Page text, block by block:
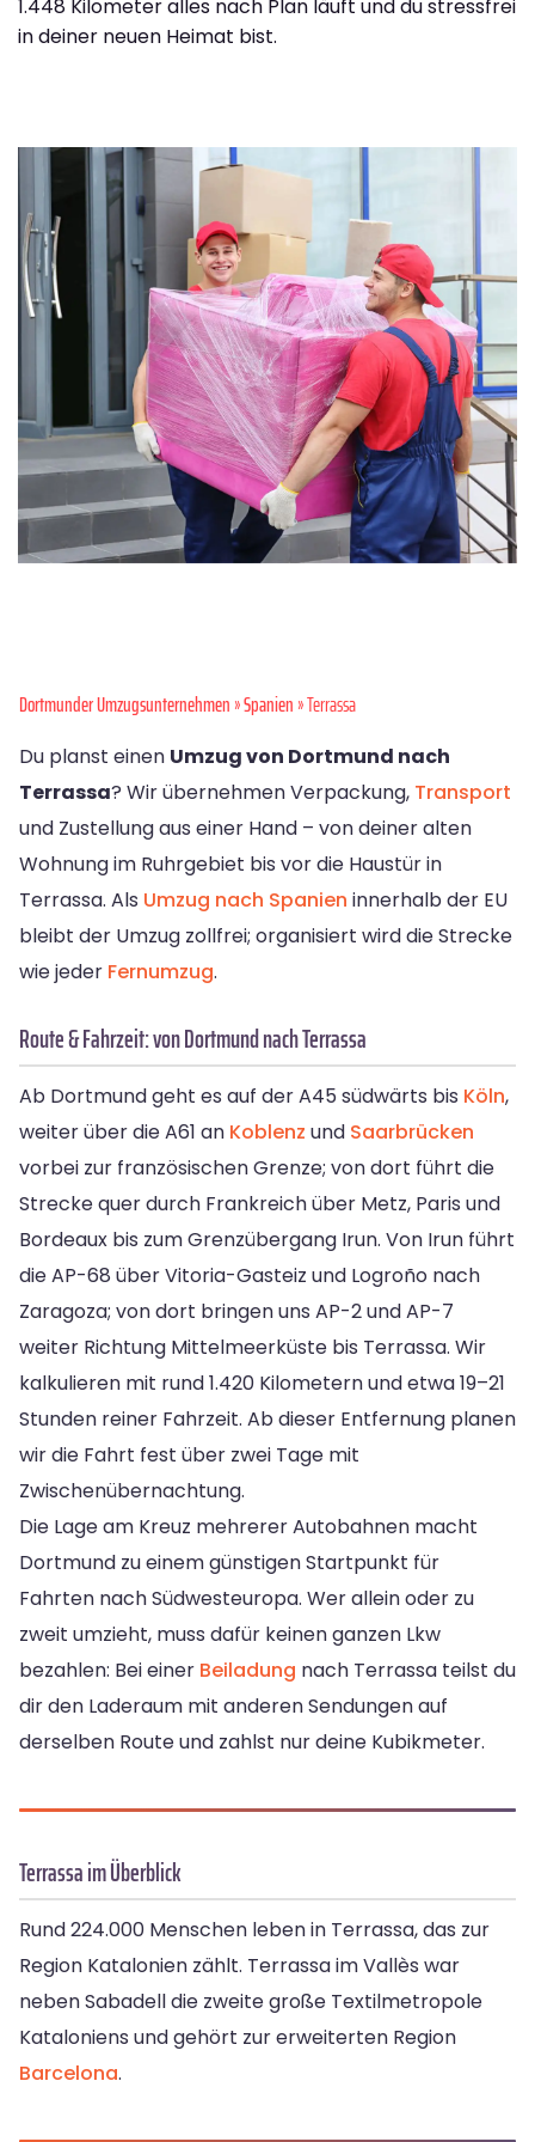
1.448 Kilometer alles nach Plan läuft und du stressfrei
in deiner neuen Heimat bist.
Dortmunder Umzugsunternehmen»Spanien» Terrassa
Du planst einen Umzug von Dortmund nach
Terrassa? Wir übernehmen Verpackung, Transport
und Zustellung aus einer Hand – von deiner alten
Wohnung im Ruhrgebiet bis vor die Haustür in
Terrassa. Als Umzug nach Spanien innerhalb der EU
bleibt der Umzug zollfrei; organisiert wird die Strecke
wie jeder Fernumzug.
Route & Fahrzeit: von Dortmund nach Terrassa
Ab Dortmund geht es auf der A45 südwärts bis Köln,
weiter über die A61 an Koblenz und Saarbrücken
vorbei zur französischen Grenze; von dort führt die
Strecke quer durch Frankreich über Metz, Paris und
Bordeaux bis zum Grenzübergang Irun. Von Irun führt
die AP-68 über Vitoria-Gasteiz und Logroño nach
Zaragoza; von dort bringen uns AP-2 und AP-7
weiter Richtung Mittelmeerküste bis Terrassa. Wir
kalkulieren mit rund 1.420 Kilometern und etwa 19–21
Stunden reiner Fahrzeit. Ab dieser Entfernung planen
wir die Fahrt fest über zwei Tage mit
Zwischenübernachtung.
Die Lage am Kreuz mehrerer Autobahnen macht
Dortmund zu einem günstigen Startpunkt für
Fahrten nach Südwesteuropa. Wer allein oder zu
zweit umzieht, muss dafür keinen ganzen Lkw
bezahlen: Bei einer Beiladung nach Terrassa teilst du
dir den Laderaum mit anderen Sendungen auf
derselben Route und zahlst nur deine Kubikmeter.
Terrassa im Überblick
Rund 224.000 Menschen leben in Terrassa, das zur
Region Katalonien zählt. Terrassa im Vallès war
neben Sabadell die zweite große Textilmetropole
Kataloniens und gehört zur erweiterten Region
Barcelona.